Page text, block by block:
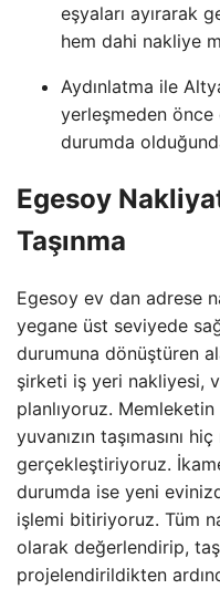
eşyaları ayırarak
hem dahi nakliye
Aydınlatma ile
yerleşmeden önce
durumda
Egesoy
Taşınma
Egesoy ev dan adrese
yegane üst seviyede
durumuna dönüştüren
şirketi iş yeri nakliyesi,
planlıyoruz.
yuvanızın taşımasını
gerçekleştiriyoruz.
durumda ise yeni
işlemi bitiriyoruz. Tüm
olarak değerlendirip,
projelendirildikten